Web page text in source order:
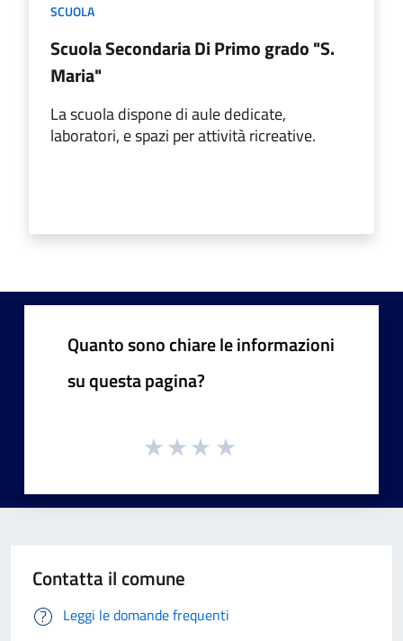
SCUOLA
Scuola Secondaria Di Primo grado "S.
Maria"
La scuola dispone di aule dedicate,
laboratori, e spazi per attività ricreative.
Quanto sono chiare le informazioni
su questa pagina?
Contatta il comune
Leggi le domande frequenti